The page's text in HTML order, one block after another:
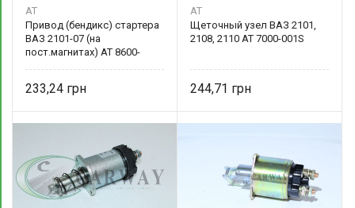
AT
Привод (бендикс) стартера
ВАЗ 2101-07 (на
пост.магнитах) AT 8600-
233,24
AT
Щеточный узел ВАЗ 2101,
2108, 2110 AT 7000-001S
244,71